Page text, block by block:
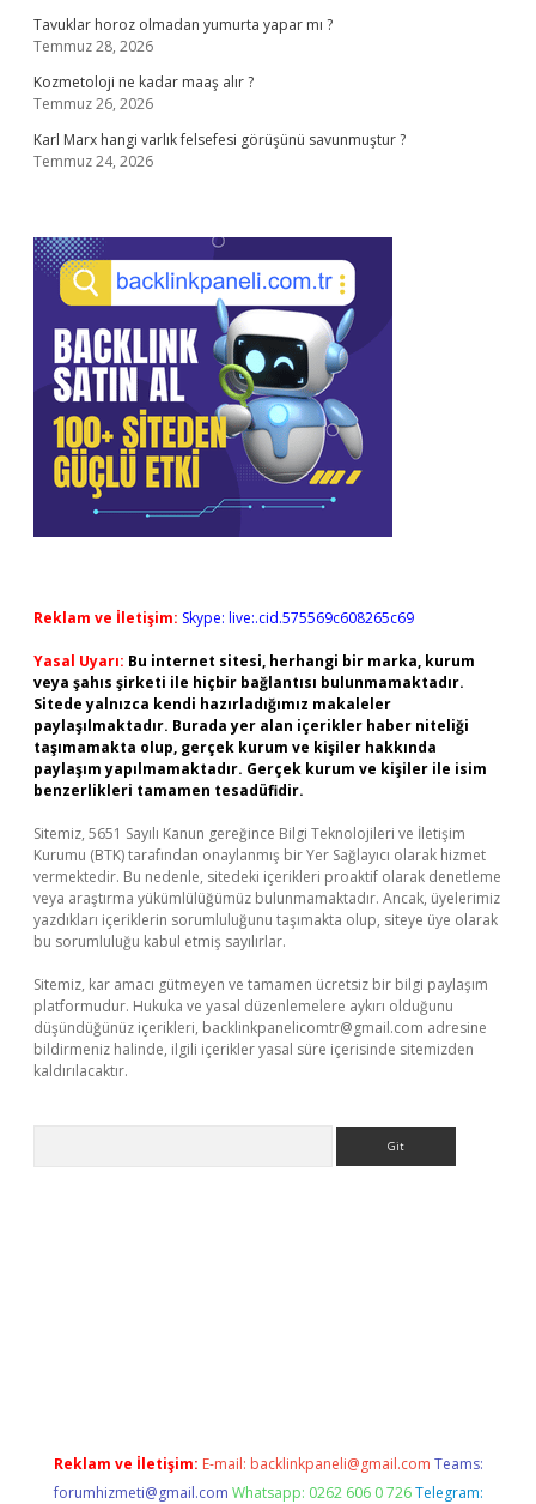
Tavuklar horoz olmadan yumurta yapar mı ?
Temmuz 28, 2026
Kozmetoloji ne kadar maaş alır ?
Temmuz 26, 2026
Karl Marx hangi varlık felsefesi görüşünü savunmuştur ?
Temmuz 24, 2026
Reklam ve İletişim: Skype: live:.cid.575569c608265c69
Yasal Uyarı: Bu internet sitesi, herhangi bir marka, kurum
veya şahıs şirketi ile hiçbir bağlantısı bulunmamaktadır.
Sitede yalnızca kendi hazırladığımız makaleler
paylaşılmaktadır. Burada yer alan içerikler haber niteliği
taşımamakta olup, gerçek kurum ve kişiler hakkında
paylaşım yapılmamaktadır. Gerçek kurum ve kişiler ile isim
benzerlikleri tamamen tesadüfidir.
Sitemiz, 5651 Sayılı Kanun gereğince Bilgi Teknolojileri ve İletişim
Kurumu (BTK) tarafından onaylanmış bir Yer Sağlayıcı olarak hizmet
vermektedir. Bu nedenle, sitedeki içerikleri proaktif olarak denetleme
veya araştırma yükümlülüğümüz bulunmamaktadır. Ancak, üyelerimiz
yazdıkları içeriklerin sorumluluğunu taşımakta olup, siteye üye olarak
bu sorumluluğu kabul etmiş sayılırlar.
Sitemiz, kar amacı gütmeyen ve tamamen ücretsiz bir bilgi paylaşım
platformudur. Hukuka ve yasal düzenlemelere aykırı olduğunu
düşündüğünüz içerikleri, backlinkpanelicomtr@gmail.com adresine
bildirmeniz halinde, ilgili içerikler yasal süre içerisinde sitemizden
kaldırılacaktır.
Reklam ve İletişim: E-mail: backlinkpaneli@gmail.com Teams:
forumhizmeti@gmail.com Whatsapp: 0262 606 0 726 Telegram: